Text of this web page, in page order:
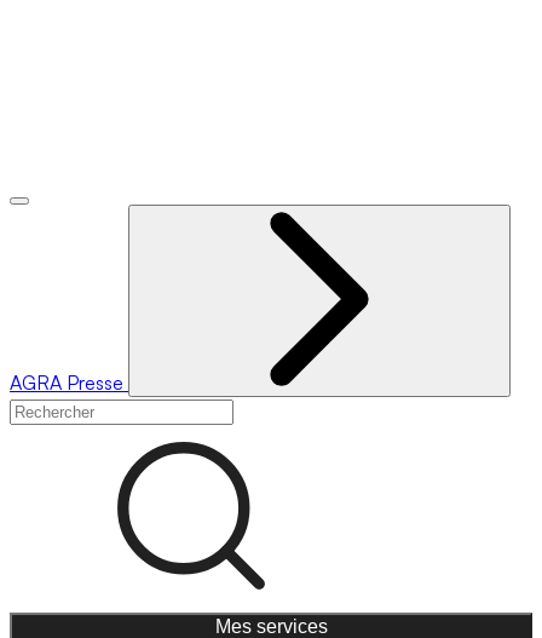
AGRA Presse
Mes services